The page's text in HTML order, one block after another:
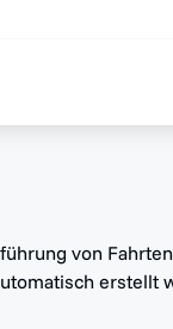
von
erstellt